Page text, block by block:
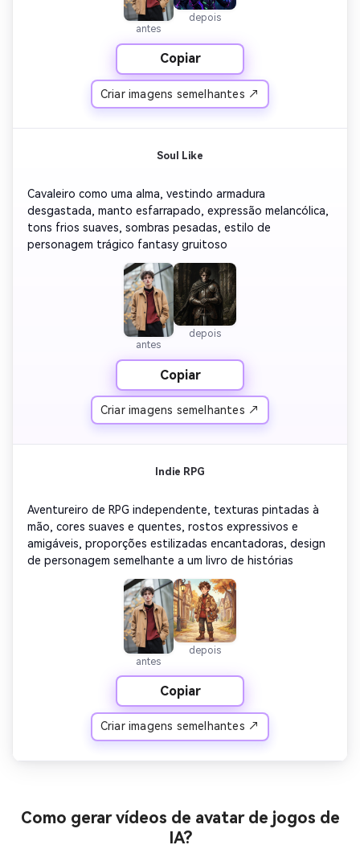
antes
depois
Copiar
Criar imagens semelhantes ↗
Soul Like
Cavaleiro como uma alma, vestindo armadura
desgastada, manto esfarrapado, expressão melancólica,
tons frios suaves, sombras pesadas, estilo de
personagem trágico fantasy gruitoso
antes
depois
Copiar
Criar imagens semelhantes ↗
Indie RPG
Aventureiro de RPG independente, texturas pintadas à
mão, cores suaves e quentes, rostos expressivos e
amigáveis, proporções estilizadas encantadoras, design
de personagem semelhante a um livro de histórias
antes
depois
Copiar
Criar imagens semelhantes ↗
Como gerar vídeos de avatar de jogos de
IA?